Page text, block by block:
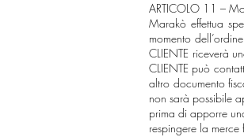
ARTICOLO 11 –
Marakò effettua
momento
CLIENTE riceverà
CLIENTE può
altro documento
non sarà possibile
prima di apporre
respingere la